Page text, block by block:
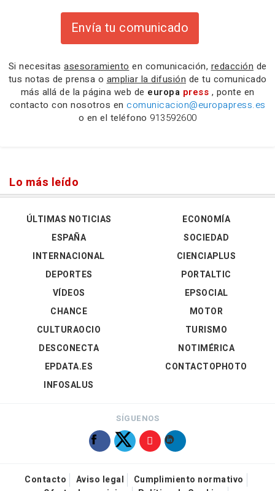
Envía tu comunicado
Si necesitas asesoramiento en comunicación, redacción de
tus notas de prensa o ampliar la difusión de tu comunicado
más allá de la página web de europa press , ponte en
contacto con nosotros en comunicacion@europapress.es
o en el teléfono 913592600
Lo más leído
ÚLTIMAS NOTICIAS
ESPAÑA
INTERNACIONAL
DEPORTES
VÍDEOS
ECONOMÍA
SOCIEDAD
CIENCIAPLUS
PORTALTIC
EPSOCIAL
CHANCE
CULTURAOCIO
DESCONECTA
EPDATA.ES
INFOSALUS
MOTOR
TURISMO
NOTIMÉRICA
CONTACTOPHOTO
SÍGUENOS
Contacto Aviso legal
Cumplimiento normativo